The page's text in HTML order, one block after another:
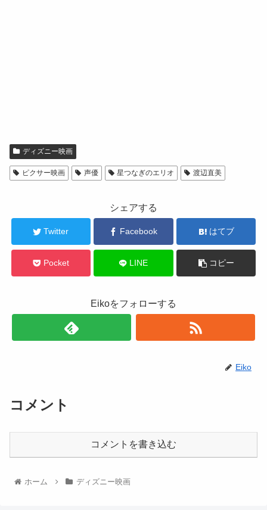
ディズニー映画
ピクサー映画 声優 星つなぎのエリオ 渡辺直美
シェアする
Twitter Facebook はてブ
Pocket LINE コピー
Eikoをフォローする
Eiko
コメント
コメントを書き込む
ホーム ディズニー映画